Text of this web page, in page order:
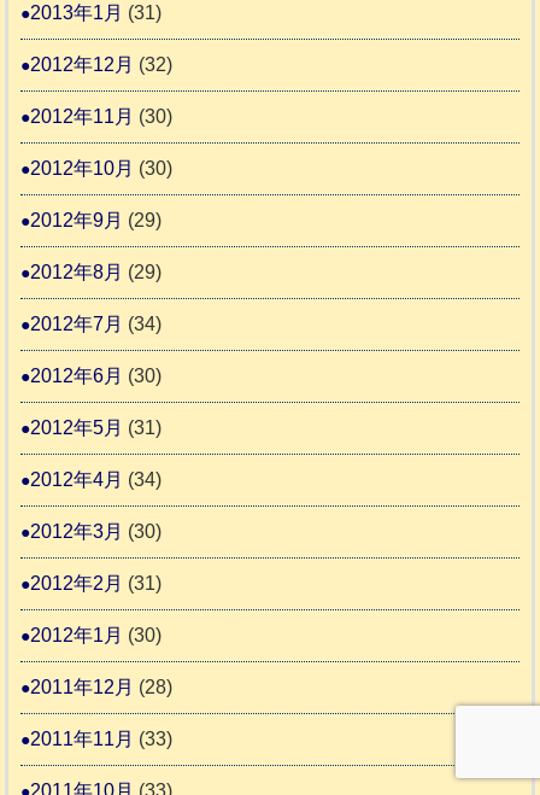
2013年1月 (31)
2012年12月 (32)
2012年11月 (30)
2012年10月 (30)
2012年9月 (29)
2012年8月 (29)
2012年7月 (34)
2012年6月 (30)
2012年5月 (31)
2012年4月 (34)
2012年3月 (30)
2012年2月 (31)
2012年1月 (30)
2011年12月 (28)
2011年11月 (33)
2011年10月 (33)